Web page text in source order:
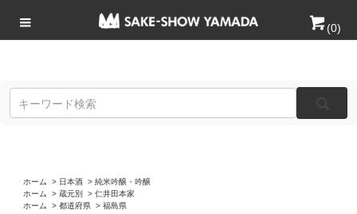
(0)
ホーム > 日本酒 > 純米吟醸・吟醸
ホーム
> 蔵元別 > 仁井田本家
ホーム
> 都道府県 > 福島県